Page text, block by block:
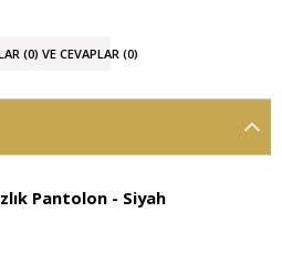
(0) VE CEVAPLAR (0)
Pantolon - Siyah